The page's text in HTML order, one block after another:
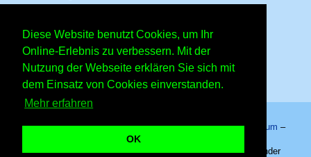
Diese Website benutzt Cookies, um Ihr
Online-Erlebnis zu verbessern. Mit der
Nutzung der Webseite erklären Sie sich mit
dem Einsatz von Cookies einverstanden.
Mehr erfahren
OK
Kinostarts
Festivals
Fußball
Comedy
Shows
Sternzeichen
Schalttage
Messen
Erinnerungen
Volksfeste
Startseite–Kalender–Lexikon–App–Sitemap–Impressum –
Datenschutzhinweis
Fohlenmarkt in Sinsheim – Copyright © 2026 Kleiner Kalender